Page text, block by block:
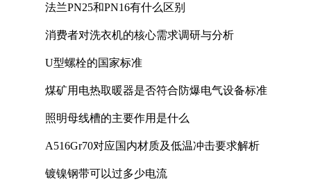
法兰PN25和PN16有什么区别
消费者对洗衣机的核心需求调研与分析
U型螺栓的国家标准
煤矿用电热取暖器是否符合防爆电气设备标准
照明母线槽的主要作用是什么
A516Gr70对应国内材质及低温冲击要求解析
镀镍钢带可以过多少电流